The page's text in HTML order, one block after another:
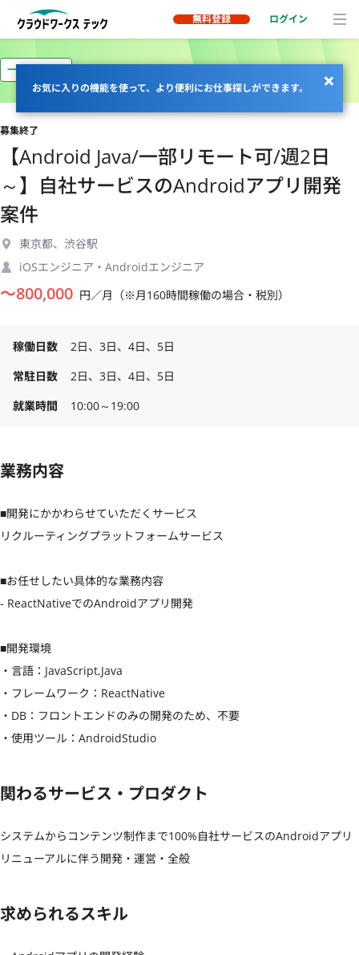
無料登録 ログイン
お気に入りの機能を使って、より便利にお仕事探しができます。
一部リモート
募集終了
【Android Java/一部リモート可/週2日
～】自社サービスのAndroidアプリ開発
案件
東京都、渋谷駅
iOSエンジニア・Androidエンジニア
〜800,000 円／月（※月160時間稼働の場合・税別）
稼働日数
2日、3日、4日、5日
常駐日数
2日、3日、4日、5日
就業時間
10:00～19:00
業務内容
■開発にかかわらせていただくサービス
リクルーティングプラットフォームサービス
■お任せしたい具体的な業務内容
- ReactNativeでのAndroidアプリ開発
■開発環境
・言語：JavaScript,Java
・フレームワーク：ReactNative
・DB：フロントエンドのみの開発のため、不要
・使用ツール：AndroidStudio
関わるサービス・プロダクト
システムからコンテンツ制作まで100%自社サービスのAndroidアプリ
リニューアルに伴う開発・運営・全般
求められるスキル